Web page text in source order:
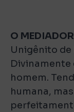
O
Unigênito de
Divinamente
homem.
humana,